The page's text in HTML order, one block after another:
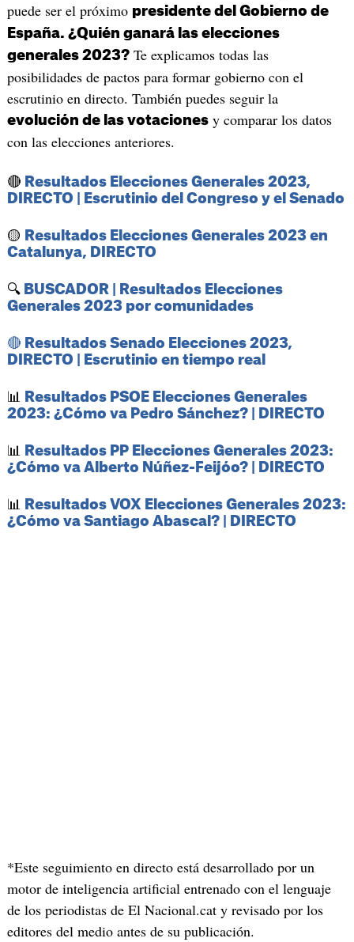
puede ser el próximo presidente del Gobierno de
España. ¿Quién ganará las elecciones
generales 2023?Te explicamos todas las
posibilidades de pactos para formar gobierno con el
escrutinio en directo. También puedes seguir la
evolución de las votacionesy comparar los datos
con las elecciones anteriores.
🔴 Resultados Elecciones Generales 2023,
DIRECTO | Escrutinio del Congreso y el Senado
🟡 Resultados Elecciones Generales 2023 en
Catalunya, DIRECTO
🔍 BUSCADOR | Resultados Elecciones
Generales 2023 por comunidades
🔴 Resultados Senado Elecciones 2023,
DIRECTO | Escrutinio en tiempo real
📊
Resultados PSOE Elecciones Generales
2023: ¿Cómo va Pedro Sánchez? | DIRECTO
📊
Resultados PP Elecciones Generales 2023:
¿Cómo va Alberto Núñez-Feijóo? | DIRECTO
📊
Resultados VOX Elecciones Generales 2023:
¿Cómo va Santiago Abascal? | DIRECTO
*Este seguimiento en directo está desarrollado por un
motor de inteligencia artificial entrenado con el lenguaje
de los periodistas de El Nacional.cat y revisado por los
editores del medio antes de su publicación.